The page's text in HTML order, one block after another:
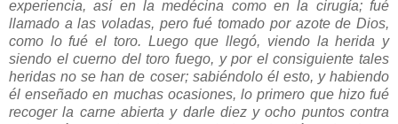
experiencia, así en la medécina como en la cirugía; fué
llamado a las voladas, pero fué tomado por azote de Dios,
como lo fué el toro. Luego que llegó, viendo la herida y
siendo el cuerno del toro fuego, y por el consiguiente tales
heridas no se han de coser; sabiéndolo él esto, y habiendo
él enseñado en muchas ocasiones, lo primero que hizo fué
recoger la carne abierta y darle diez y ocho puntos contra